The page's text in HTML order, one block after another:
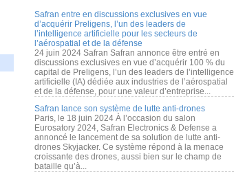
Safran entre en discussions exclusives en vue
d’acquérir Preligens, l’un des leaders de
l’intelligence artificielle pour les secteurs de
l’aérospatial et de la défense
24 juin 2024 Safran Safran annonce être entré en
discussions exclusives en vue d’acquérir 100 % du
capital de Preligens, l’un des leaders de l’intelligence
artificielle (IA) dédiée aux industries de l’aérospatial
et de la défense, pour une valeur d’entreprise...
Safran lance son système de lutte anti-drones
Paris, le 18 juin 2024 À l’occasion du salon
Eurosatory 2024, Safran Electronics & Defense a
annoncé le lancement de sa solution de lutte anti-
drones Skyjacker. Ce système répond à la menace
croissante des drones, aussi bien sur le champ de
bataille qu’à...